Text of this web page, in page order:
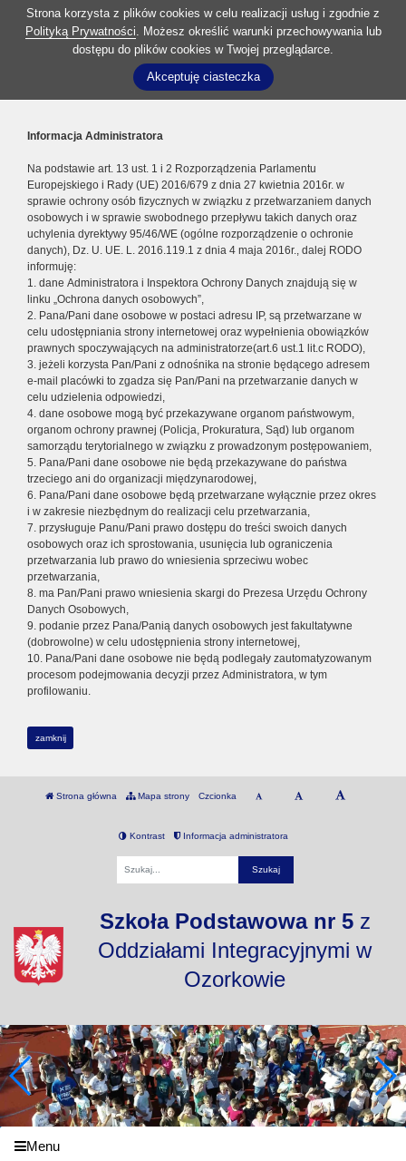
Strona korzysta z plików cookies w celu realizacji usług i zgodnie z
Polityką Prywatności. Możesz określić warunki przechowywania lub
dostępu do plików cookies w Twojej przeglądarce.
Akceptuję ciasteczka
Informacja Administratora
Na podstawie art. 13 ust. 1 i 2 Rozporządzenia Parlamentu
Europejskiego i Rady (UE) 2016/679 z dnia 27 kwietnia 2016r. w
sprawie ochrony osób fizycznych w związku z przetwarzaniem danych
osobowych i w sprawie swobodnego przepływu takich danych oraz
uchylenia dyrektywy 95/46/WE (ogólne rozporządzenie o ochronie
danych), Dz. U. UE. L. 2016.119.1 z dnia 4 maja 2016r., dalej RODO
informuję:
1. dane Administratora i Inspektora Ochrony Danych znajdują się w
linku „Ochrona danych osobowych”,
2. Pana/Pani dane osobowe w postaci adresu IP, są przetwarzane w
celu udostępniania strony internetowej oraz wypełnienia obowiązków
prawnych spoczywających na administratorze(art.6 ust.1 lit.c RODO),
3. jeżeli korzysta Pan/Pani z odnośnika na stronie będącego adresem
e-mail placówki to zgadza się Pan/Pani na przetwarzanie danych w
celu udzielenia odpowiedzi,
4. dane osobowe mogą być przekazywane organom państwowym,
organom ochrony prawnej (Policja, Prokuratura, Sąd) lub organom
samorządu terytorialnego w związku z prowadzonym postępowaniem,
5. Pana/Pani dane osobowe nie będą przekazywane do państwa
trzeciego ani do organizacji międzynarodowej,
6. Pana/Pani dane osobowe będą przetwarzane wyłącznie przez okres
i w zakresie niezbędnym do realizacji celu przetwarzania,
7. przysługuje Panu/Pani prawo dostępu do treści swoich danych
osobowych oraz ich sprostowania, usunięcia lub ograniczenia
przetwarzania lub prawo do wniesienia sprzeciwu wobec
przetwarzania,
8. ma Pan/Pani prawo wniesienia skargi do Prezesa Urzędu Ochrony
Danych Osobowych,
9. podanie przez Pana/Panią danych osobowych jest fakultatywne
(dobrowolne) w celu udostępnienia strony internetowej,
10. Pana/Pani dane osobowe nie będą podlegały zautomatyzowanym
procesom podejmowania decyzji przez Administratora, w tym
profilowaniu.
zamknij
Strona główna Mapa strony Czcionka
Kontrast Informacja administratora
Szkoła Podstawowa nr 5z
Oddziałami Integracyjnymi w
Ozorkowie
Menu